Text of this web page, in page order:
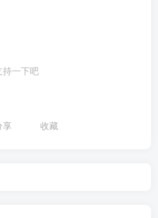
持一下吧
享 收藏